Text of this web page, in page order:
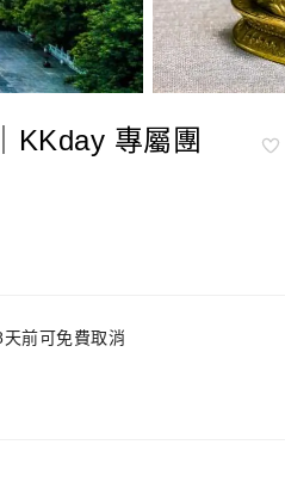
KKday 專屬團
天前可免費取消